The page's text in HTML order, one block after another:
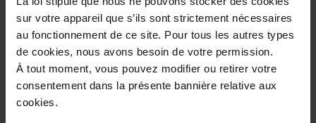
sur votre appareil que s’ils sont strictement nécessaires
au fonctionnement de ce site. Pour tous les autres types
de cookies, nous avons besoin de votre permission.
À tout moment, vous pouvez modifier ou retirer votre
consentement dans la présente bannière relative aux
cookies.
Beschrijving
Gebruiksadvies